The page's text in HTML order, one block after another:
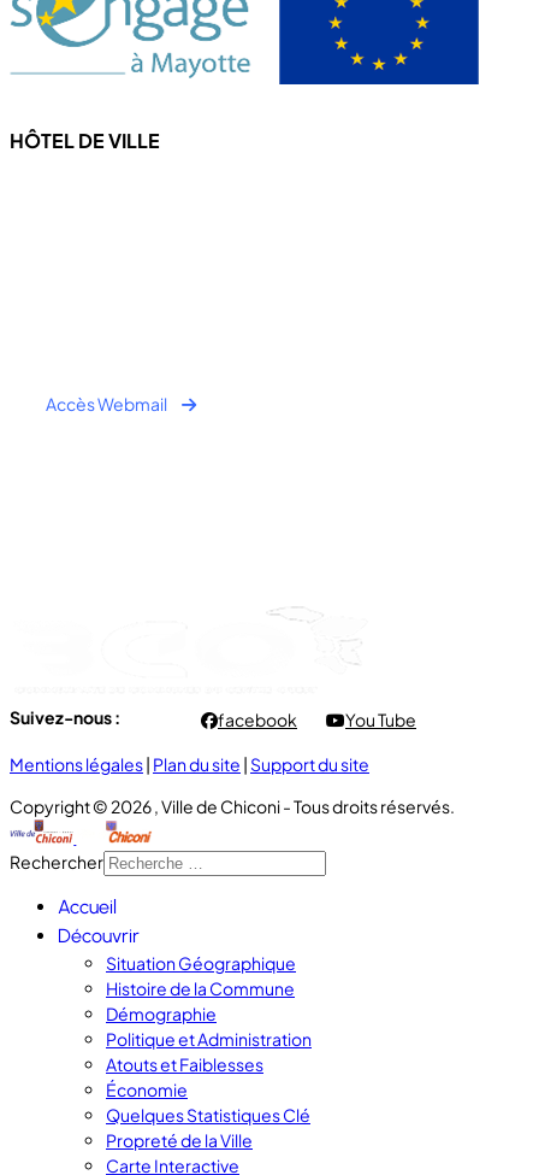
HÔTEL DE VILLE
Accès Webmail
Suivez-nous : facebook You Tube
Mentions légales | Plan du site | Support du site
Copyright © 2026 , Ville de Chiconi - Tous droits réservés.
Rechercher
Accueil
Découvrir
Situation Géographique
Histoire de la Commune
Démographie
Politique et Administration
Atouts et Faiblesses
Économie
Quelques Statistiques Clé
Propreté de la Ville
Carte Interactive